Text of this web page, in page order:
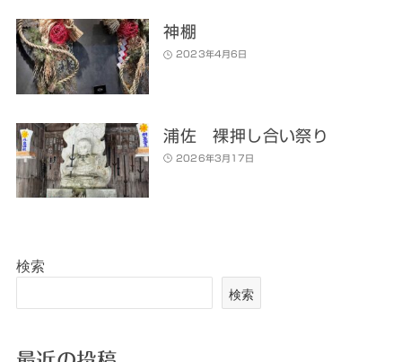
神棚
2023年4月6日
浦佐 裸押し合い祭り
2026年3月17日
検索
検索